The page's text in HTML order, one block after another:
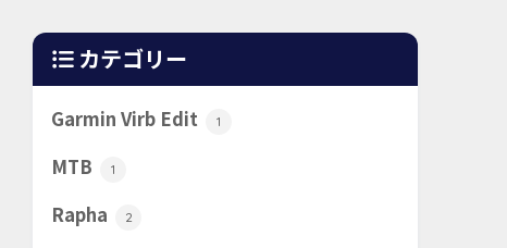
カテゴリー
Garmin Virb Edit 1
MTB 1
Rapha 2